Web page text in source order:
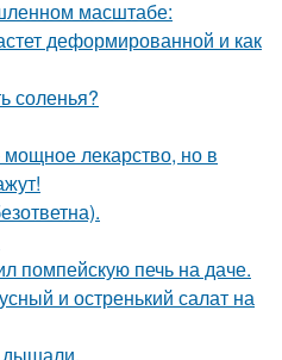
масштабе:
деформированной и как
соленья?
лекарство, но в
помпейскую печь на даче.
и остренький салат на